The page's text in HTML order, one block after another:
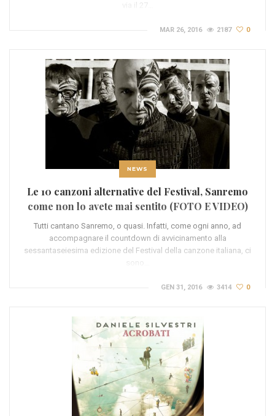
via il 27…
MAR 26, 2016 2187 0
NEWS
Le 10 canzoni alternative del Festival, Sanremo
come non lo avete mai sentito (FOTO E VIDEO)
Tutti cantano Sanremo, o quasi. Infatti, come ogni anno, ad
accompagnare il countdown di avvicinamento alla
sessantaseiesima edizione del Festival della canzone italiana, ci
GEN 31, 2016 3414 0